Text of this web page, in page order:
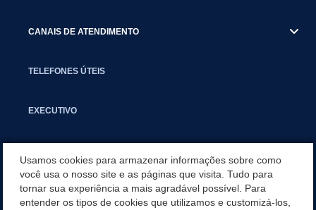
CANAIS DE ATENDIMENTO
TELEFONES ÚTEIS
EXECUTIVO
APLICATIVO
Usamos cookies para armazenar informações sobre como
você usa o nosso site e as páginas que visita. Tudo para
tornar sua experiência a mais agradável possível. Para
entender os tipos de cookies que utilizamos e customizá-los,